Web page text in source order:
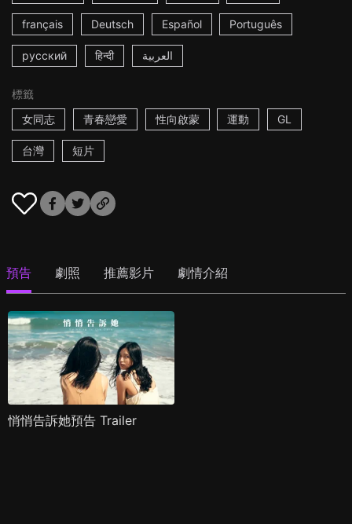
français Deutsch Español Português
русский हिन्दी العربية
標籤
女同志
青春戀愛 性向啟蒙 運動 GL
台灣 短片
預告 劇照 推薦影片 劇情介紹
悄悄告訴她預告 Trailer